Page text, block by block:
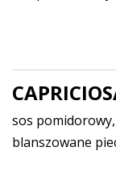
sos
blanszowane